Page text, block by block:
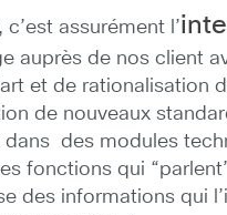
assurément l’
auprès de nos client
et de
de nouveaux
des modules
fonctions qui
des informations